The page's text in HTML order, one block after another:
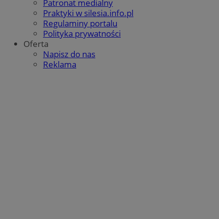
Patronat medialny
Praktyki w silesia.info.pl
Regulaminy portalu
Polityka prywatności
Oferta
Napisz do nas
Reklama
QeSessID orzesze.com.pl